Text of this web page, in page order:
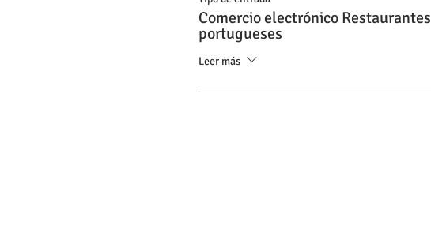
Comercio electrónico Restaurantes
portugueses
Leer más